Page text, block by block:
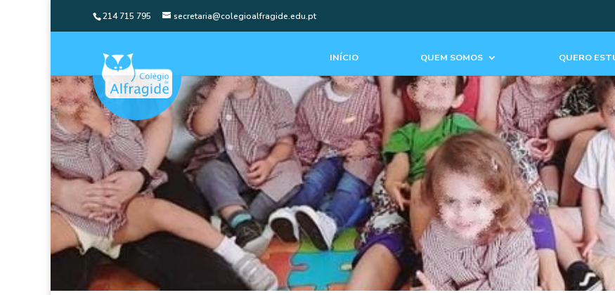
214 715 795 secretaria@colegioalfragide.edu.pt
INÍCIO QUEM SOMOS QUERO